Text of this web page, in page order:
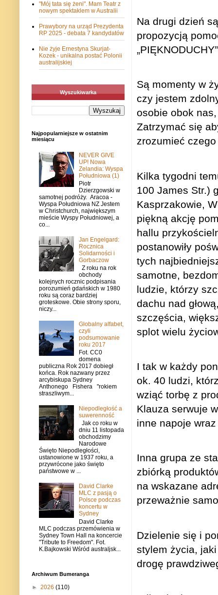
Na drugi dzień
propozycją
Są momenty w
czy jestem
osobie obok
Zatrzymać się
zrozumieć
Kilka tygodni
100 James Str.)
Kasprzakowie,
piękną akcję
hallu
postanowiły
tych
samotne,
ludzie, którzy
dachu nad
szczęścia,
splot wielu
I tak w każdy
ok. 40 ludzi,
wziąć torbę z
Klauza serwuje
inne napoje wraz
Inna grupa ze
zbiórką
na wskazane
przeważnie
Dzielenie się i
stylem życia,
drogę
"Mój tata się żeni". Mam Teatr z
nowym spektaklem w Australii
Prawybory na urząd Prezydenta
RP 2025 - debata 7 kandydatów
Nie żyje Ernestyna Skurjat-
Kozek - unikalna postać Polonii
australijskiej
Wyszukiwarka
Najpopularniejsze w ostatnim
miesiącu
NEVER GIVE
UP! Nowa
Zelandia: Wyspa
Południowa (1)
Piotr
Dzierzgowski w
samotnej podróży. Aracoa -
Wyspa Południowa NZ Jestem
w Christchurch, największym
mieście Wyspy Południowej, a
co...
Jan Engelgard:
Rocznica
Solidarności i
Gorbaczow
Z roku na rok
obchody
kolejnych rocznic podpisania
porozumień gdańskich w 1980
roku są coraz bardziej
groteskowe. Obie strony sporu,
niczy...
Globalny alfabet,
czyli
podsumowanie
roku 2017
Fot. CC0
domena
publiczna Rok 2017 dobiegł
końca. Rok nazwany przez
arcybiskupa Sydney
Anthonego Fishera "rokiem
straszliwym...
Niepodległość a
suwerenność
Jak co roku w
dniu 11 listopada
obchodzimy
Narodowe
Święto Niepodległości,
ustanowione w 1937 roku, a
przywrócone jako święto
państwowe w ...
David Clarke
MLC z pasją o
Polsce podczas
koncertu w
Sydney
David Clarke
MLC podczas przemówienia w
Sydney Town Hall na koncercie
"Tribute to Freedom". Fot.
K.Bajkowski Wśród australjsk...
Archiwum Bumeranga
► 2026 (110)